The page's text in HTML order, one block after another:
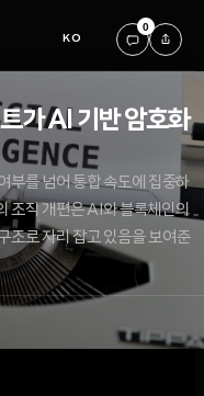
KO
0
가 AI 기반 암호화
부를 넘어 통합 속도에 집중하
조직 개편은 AI와 블록체인의
조로 자리 잡고 있음을 보여준